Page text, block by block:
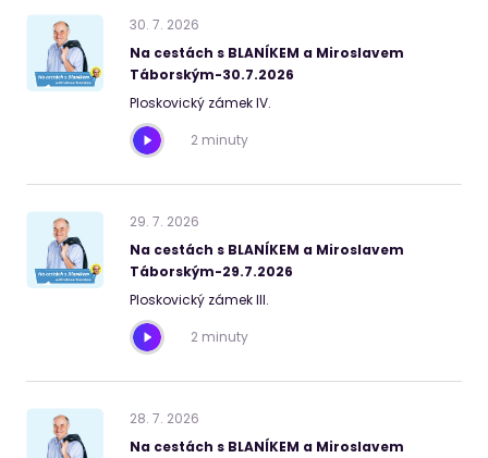
30. 7. 2026
Na cestách s BLANÍKEM a Miroslavem
Táborským-30.7.2026
Ploskovický zámek IV.
2 minuty
29. 7. 2026
Na cestách s BLANÍKEM a Miroslavem
Táborským-29.7.2026
Ploskovický zámek III.
2 minuty
28. 7. 2026
Na cestách s BLANÍKEM a Miroslavem